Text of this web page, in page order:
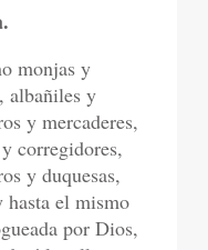
monjas y
albañiles y
y mercaderes,
corregidores,
y duquesas,
hasta el mismo
por Dios,